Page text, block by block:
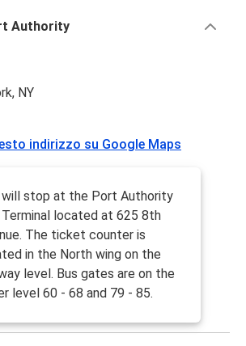
Authority
NY
indirizzo su Google Maps
will stop at the Port Authority
Terminal located at 625 8th
The ticket counter is
in the North wing on the
level. Bus gates are on the
level 60 - 68 and 79 - 85.